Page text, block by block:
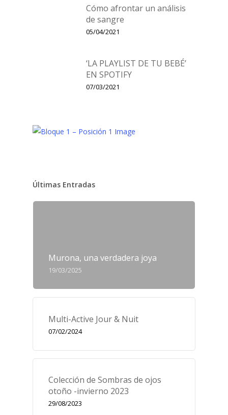
Cómo afrontar un análisis
de sangre
05/04/2021
‘LA PLAYLIST DE TU BEBÉ’
EN SPOTIFY
07/03/2021
Últimas Entradas
Murona, una verdadera joya
19/03/2025
Multi-Active Jour & Nuit
07/02/2024
Colección de Sombras de ojos
otoño -invierno 2023
29/08/2023